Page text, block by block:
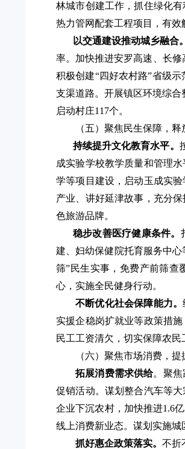
林城市创建工作，抓住绿化
热力管网配套工程项目，有
以交通建设推动城乡融合
率。加快推进安罗高速、长
积极创建“四好农村路”省级
支渠道路。 开展镇区环境综合
启动村庄117个。
（五）聚焦民生保障，
持续提升文化教育水平。
成实验学校教学质量和管理水
学等项目建设，启动玉成实
产业、讲好延津故事，充分
色旅游品牌。
稳步改善医疗健康条件。
建 、妇幼保健院托育服务中
筛”民生实事，免费产前筛查
心，实施全民健身行动。
不断优化社会保障能力。
实援企稳岗扩就业等政策措
民工工资清欠，切实保障农民
（六）聚焦市场消费，
拓展消费需求供给。 聚焦
促销活动。谋划整合汽车等
企业下沉农村， 加快推进1.6
线上消费新业态。谋划实施
抓好惠企政策落实。 不折